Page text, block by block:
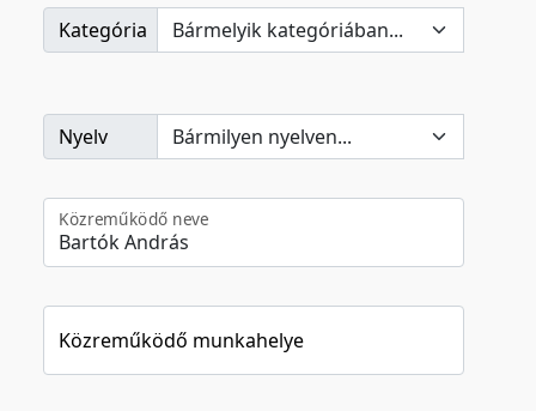
Kategória
Nyelv
Közreműködő neve
Közreműködő munkahelye